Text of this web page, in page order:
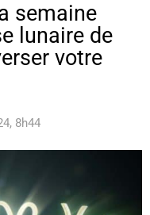
semaine
lunaire de
votre
8h44